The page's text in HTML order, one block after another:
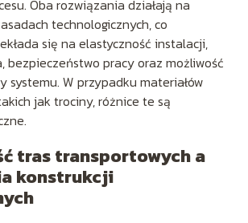
Oba rozwiązania działają na
technologicznych, co
się na elastyczność instalacji,
bezpieczeństwo pracy oraz możliwość
systemu. W przypadku materiałów
jak trociny, różnice te są
tras transportowych a
konstrukcji